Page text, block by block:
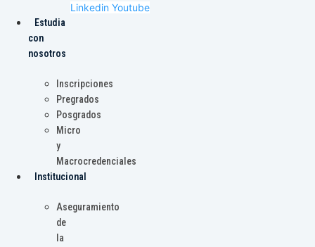
Linkedin Youtube
Estudia
con
nosotros
Inscripciones
Pregrados
Posgrados
Micro
y
Macrocredenciales
Institucional
Aseguramiento
de
la